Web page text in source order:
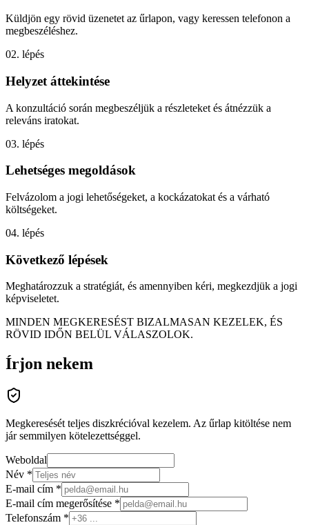
Küldjön egy rövid üzenetet az űrlapon, vagy keressen telefonon a
megbeszéléshez.
02. lépés
Helyzet áttekintése
A konzultáció során megbeszéljük a részleteket és átnézzük a
releváns iratokat.
03. lépés
Lehetséges megoldások
Felvázolom a jogi lehetőségeket, a kockázatokat és a várható
költségeket.
04. lépés
Következő lépések
Meghatározzuk a stratégiát, és amennyiben kéri, megkezdjük a jogi
képviseletet.
MINDEN MEGKERESÉST BIZALMASAN KEZELEK, ÉS
RÖVID IDŐN BELÜL VÁLASZOLOK.
Írjon nekem
Megkeresését teljes diszkrécióval kezelem. Az űrlap kitöltése nem
jár semmilyen kötelezettséggel.
Weboldal
Név *
E-mail cím *
E-mail cím megerősítése *
Telefonszám *